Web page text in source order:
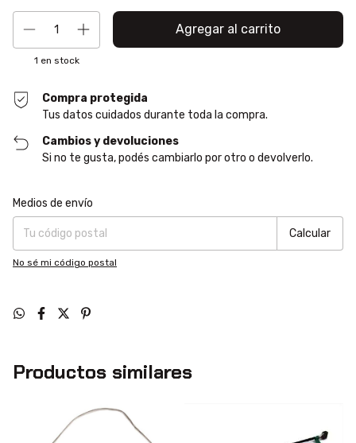
1 en stock
Compra protegida
Tus datos cuidados durante toda la compra.
Cambios y devoluciones
Si no te gusta, podés cambiarlo por otro o devolverlo.
Entregas para el CP:
Medios de envío
Calcular
No sé mi código postal
Productos similares